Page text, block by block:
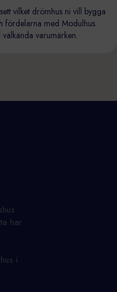
vilket drömhus ni vill bygga
fördelarna med Modulhus.
varumärken.
har
i